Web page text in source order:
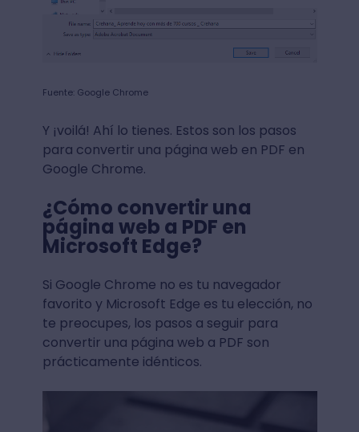
Fuente: Google Chrome
Y ¡voilá! Ahí lo tienes. Estos son los pasos
para convertir una página web en PDF en
Google Chrome.
¿Cómo convertir una
página web a PDF en
Microsoft Edge?
Si Google Chrome no es tu navegador
favorito y Microsoft Edge es tu elección, no
te preocupes, los pasos a seguir para
convertir una página web a PDF son
prácticamente idénticos.